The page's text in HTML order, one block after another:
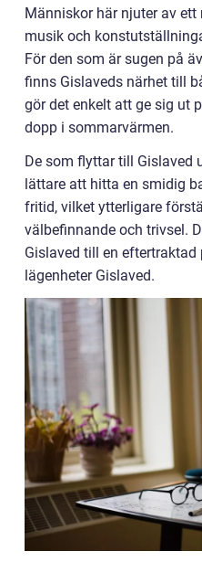
Människor här njuter av
musik och
För den som är sugen på
finns Gislaveds närhet till
gör det enkelt att ge sig ut
dopp i sommarvärmen.
De som flyttar till Gislaved
lättare att hitta en smidig
fritid, vilket ytterligare
välbefinnande och trivsel.
Gislaved till en
lägenheter Gislaved.